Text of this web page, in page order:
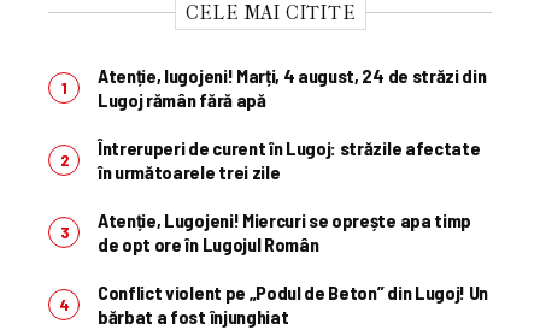
CELE MAI CITITE
Atenție, lugojeni! Marți, 4 august, 24 de străzi din
Lugoj rămân fără apă
Întreruperi de curent în Lugoj: străzile afectate
în următoarele trei zile
Atenție, Lugojeni! Miercuri se oprește apa timp
de opt ore în Lugojul Român
Conflict violent pe „Podul de Beton” din Lugoj! Un
bărbat a fost înjunghiat